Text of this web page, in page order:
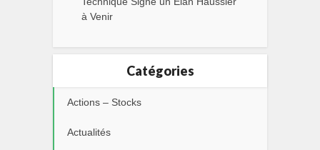
à Venir
Catégories
Actions – Stocks
Actualités